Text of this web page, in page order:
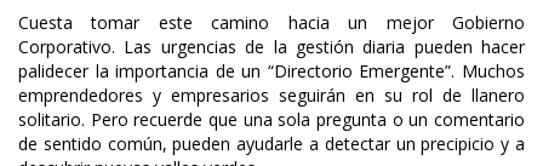
Cuesta tomar este camino hacia un mejor Gobierno
Corporativo. Las urgencias de la gestión diaria pueden hacer
palidecer la importancia de un “Directorio Emergente”. Muchos
emprendedores y empresarios seguirán en su rol de llanero
solitario. Pero recuerde que una sola pregunta o un comentario
de sentido común, pueden ayudarle a detectar un precipicio y a